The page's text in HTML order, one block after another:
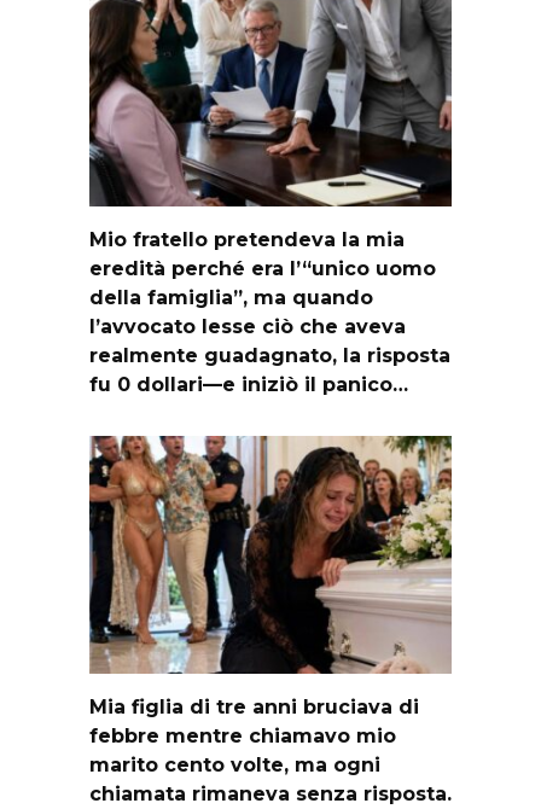
Mio fratello pretendeva la mia
eredità perché era l’“unico uomo
della famiglia”, ma quando
l’avvocato lesse ciò che aveva
realmente guadagnato, la risposta
fu 0 dollari—e iniziò il panico…
Mia figlia di tre anni bruciava di
febbre mentre chiamavo mio
marito cento volte, ma ogni
chiamata rimaneva senza risposta.